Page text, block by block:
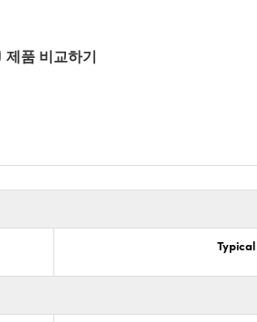
제품 비교하기